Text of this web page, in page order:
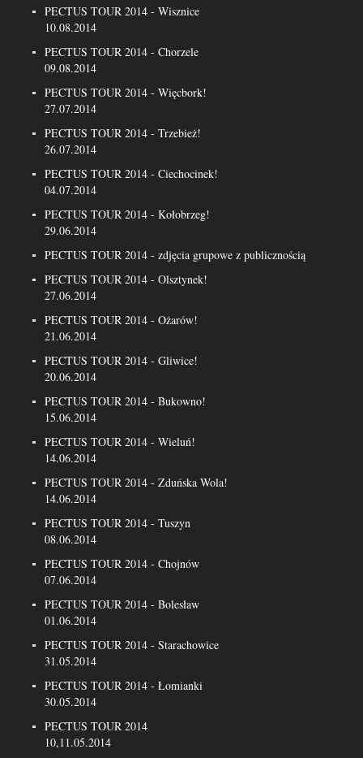
PECTUS TOUR 2014 - Wisznice
10.08.2014
PECTUS TOUR 2014 - Chorzele
09.08.2014
PECTUS TOUR 2014 - Więcbork!
27.07.2014
PECTUS TOUR 2014 - Trzebież!
26.07.2014
PECTUS TOUR 2014 - Ciechocinek!
04.07.2014
PECTUS TOUR 2014 - Kołobrzeg!
29.06.2014
PECTUS TOUR 2014 - zdjęcia grupowe z publicznością
PECTUS TOUR 2014 - Olsztynek!
27.06.2014
PECTUS TOUR 2014 - Ożarów!
21.06.2014
PECTUS TOUR 2014 - Gliwice!
20.06.2014
PECTUS TOUR 2014 - Bukowno!
15.06.2014
PECTUS TOUR 2014 - Wieluń!
14.06.2014
PECTUS TOUR 2014 - Zduńska Wola!
14.06.2014
PECTUS TOUR 2014 - Tuszyn
08.06.2014
PECTUS TOUR 2014 - Chojnów
07.06.2014
PECTUS TOUR 2014 - Bolesław
01.06.2014
PECTUS TOUR 2014 - Starachowice
31.05.2014
PECTUS TOUR 2014 - Łomianki
30.05.2014
PECTUS TOUR 2014
10,11.05.2014